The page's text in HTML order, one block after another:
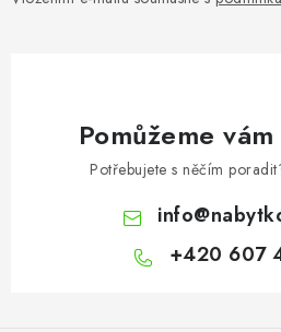
Pomůžeme
Potřebujete s něčím
info@
+420 607